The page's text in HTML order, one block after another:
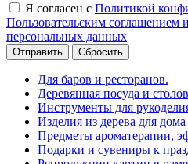
Я согласен с Политикой
Пользовательским соглашением
персональных данных
Сбросить
Для баров и ресторанов.
Деревянная посуда и
Инструменты для
Изделия из дерева для
Предметы ароматерапии,
Подарки и сувениры к